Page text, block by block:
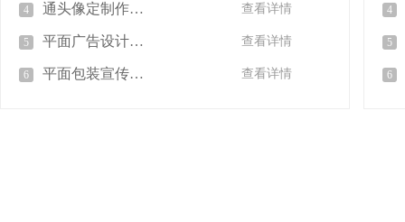
4 通头像定制作图标志字体设计 查看详情
5 平面广告设计海报画册公司宣传册图片制作 查看详情
6 平面包装宣传单页宣传册广告 查看详情
4
5
6